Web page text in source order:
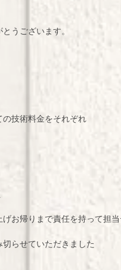
うございます。
技術料金をそれぞれ
お帰りまで責任を持って担当
らせていただきました